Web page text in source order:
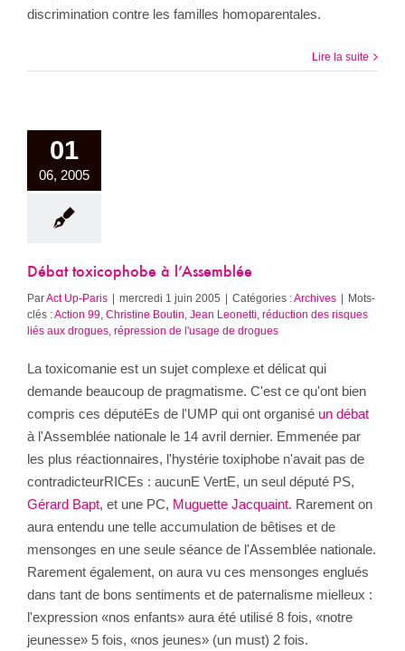
discrimination contre les familles homoparentales.
Lire la suite
01
06, 2005
Débat toxicophobe à l’Assemblée
ParAct Up-Paris | mercredi 1 juin 2005 | Catégories :Archives | Mots-
clés :Action 99 Christine Boutin Jean Leonetti réduction des risques
liés aux drogues répression de l'usage de drogues
La toxicomanie est un sujet complexe et délicat qui
demande beaucoup de pragmatisme. C'est ce qu'ont bien
compris ces députéEs de l'UMP qui ont organisé un débat
à l'Assemblée nationale le 14 avril dernier. Emmenée par
les plus réactionnaires, l'hystérie toxiphobe n'avait pas de
contradicteurRICEs : aucunE VertE, un seul député PS,
Gérard Bapt, et une PC, Muguette Jacquaint. Rarement on
aura entendu une telle accumulation de bêtises et de
mensonges en une seule séance de l'Assemblée nationale.
Rarement également, on aura vu ces mensonges englués
dans tant de bons sentiments et de paternalisme mielleux :
l'expression «nos enfants» aura été utilisé 8 fois, «notre
jeunesse» 5 fois, «nos jeunes» (un must) 2 fois.